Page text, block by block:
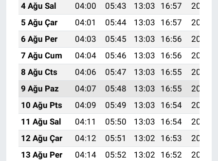
4 Ağu Sal
04:00 05:43 13:03 16:57
20:13
5 Ağu Çar
04:01 05:44 13:03 16:57
20:12
6 Ağu Per
04:03 05:45 13:03 16:56
20:11
7 Ağu Cum
04:04 05:46 13:03 16:56
20:10
8 Ağu Cts
04:06 05:47 13:03 16:55
20:09
9 Ağu Paz
04:07 05:48 13:03 16:55
20:07
10 Ağu Pts
04:09 05:49 13:03 16:54
20:06
11 Ağu Sal
04:11 05:50 13:03 16:54
20:05
12 Ağu Çar
04:12 05:51 13:02 16:53
20:03
13 Ağu Per
04:14 05:52 13:02 16:52
20:02